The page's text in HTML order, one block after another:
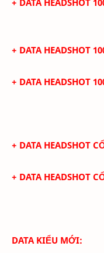
+ DATA HEADSHOT
+ DATA HEADSHOT
+ DATA HEADSHOT
+ DATA HEADSHOT
DATA KIỂU MỚI: